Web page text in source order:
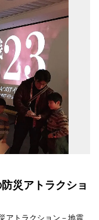
災アトラクショ
アトラクション－地震